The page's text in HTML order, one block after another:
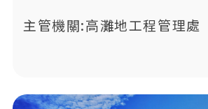
主管機關:高灘地工程管理處